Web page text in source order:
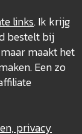
links. Ik krijg
bestelt bij
maakt het
Een zo
privacy